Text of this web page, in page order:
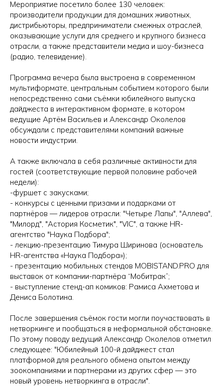
Мероприятие посетило более 130 человек:
производители продукции для домашних животных,
дистрибьюторы, предприниматели смежных отраслей,
оказывающие услуги для среднего и крупного бизнеса
отрасли, а также представители медиа и шоу-бизнеса
(радио, телевидение).
Программа вечера была выстроена в современном
мультиформате, центральным событием которого были
непосредственно сами съёмки юбилейного выпуска
дайджеста в интерактивном формате, в котором
ведущие Артём Васильев и Александр Околелов
обсуждали с представителями компаний важные
новости индустрии.
А также включала в себя различные активности для
гостей (соответствующие первой половине рабочей
недели):
-фуршет с закусками;
- конкурсы с ценными призами и подарками от
партнёров — лидеров отрасли: "Четыре Лапы", "Аллева",
"Милорд", "Астория Косметик", "VIC", а также HR-
агентство "Наука Подбора";
- лекцию-презентацию Тимура Ширинова (основатель
HR-агентства «Наука Подбора»);
- презентацию мобильных стендов МOBISTAND.PRO для
выставок от компании-партнёра “Мобитрак”;
- выступление стенд-ап комиков: Рамиса Ахметова и
Дениса Болотина.
После завершения съёмок гости могли поучаствовать в
нетворкинге и пообщаться в неформальной обстановке.
По этому поводу ведущий Александр Околелов отметил
следующее: "Юбилейный 100-й дайджест стал
платформой для реального обмена опытом между
зоокомпаниями и партнерами из других сфер — это
новый уровень нетворкинга в отрасли".